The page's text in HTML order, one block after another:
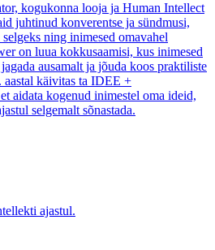
kogukonna looja ja Human Intellect
juhtinud konverentse ja sündmusi,
ning inimesed omavahel
on luua kokkusaamisi, kus inimesed
ausamalt ja jõuda koos praktiliste
aastal käivitas ta IDEE +
aidata kogenud inimestel oma ideid,
selgemalt sõnastada.
ajastul.